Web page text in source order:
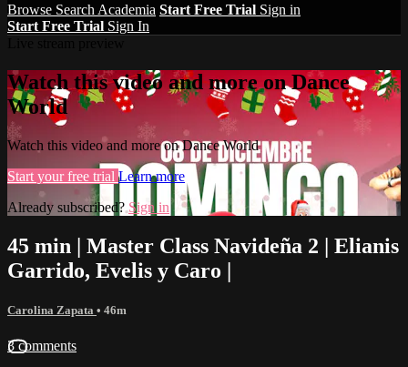
Browse Search Academia Start Free Trial Sign in
Start Free Trial Sign In
Watch this video and more on Dance
World
Watch this video and more on Dance World
Start your free trial Learn more
Already subscribed?Sign in
45 min | Master Class Navideña 2 | Elianis
Garrido, Evelis y Caro |
Carolina Zapata • 46m
3 comments